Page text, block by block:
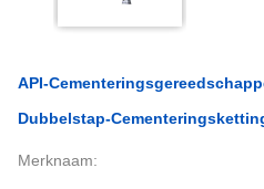
API-
Dubbelstap-
Merknaam: